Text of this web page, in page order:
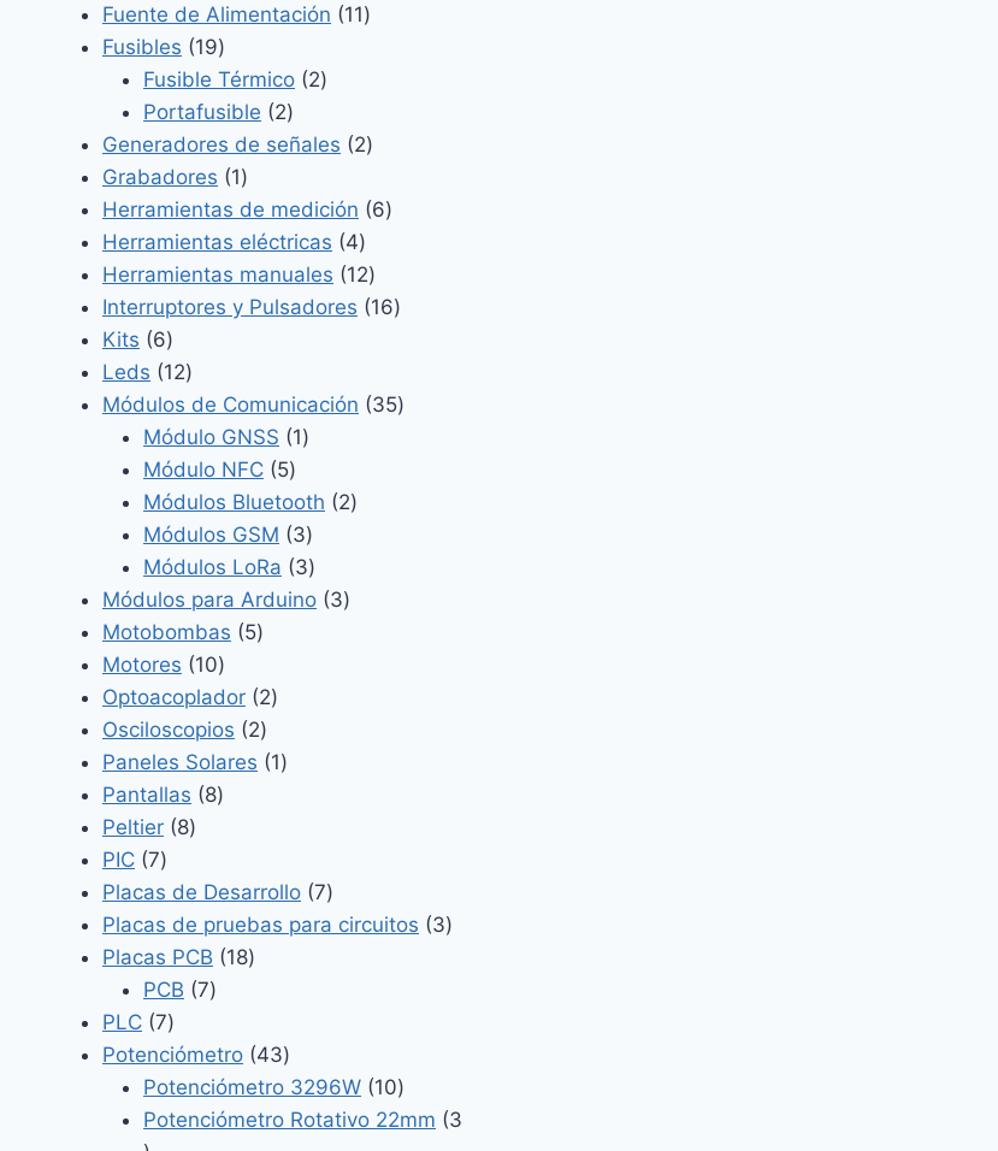
productos
Fuente de Alimentación 1111
Fusibles 1919
productos
Fusible Térmico 22
Portafusible 22
productos
Generadores de señales 22
Grabadores 11
producto
Herramientas de medición 66
Herramientas eléctricas 44
productos
Herramientas manuales 1212
productos
Interruptores y Pulsadores 1616
Kits 66
productos
Leds 1212
productos
Módulos de Comunicación 3535
Módulo GNSS 11
Módulo NFC 55
productos
Módulos Bluetooth 22
Módulos GSM 33
productos
Módulos LoRa 33
productos
Módulos para Arduino 33
Motobombas 55
Motores 1010
productos
Optoacoplador 22
Osciloscopios 22
productos
Paneles Solares 11
Pantallas 88
Peltier 88
PIC 77
productos
Placas de Desarrollo 77
productos
Placas de pruebas para circuitos 33
Placas PCB 1818
PCB 77
PLC 77
productos
Potenciómetro 4343
productos
Potenciómetro 3296W 1010
productos
Potenciómetro Rotativo 22mm
3